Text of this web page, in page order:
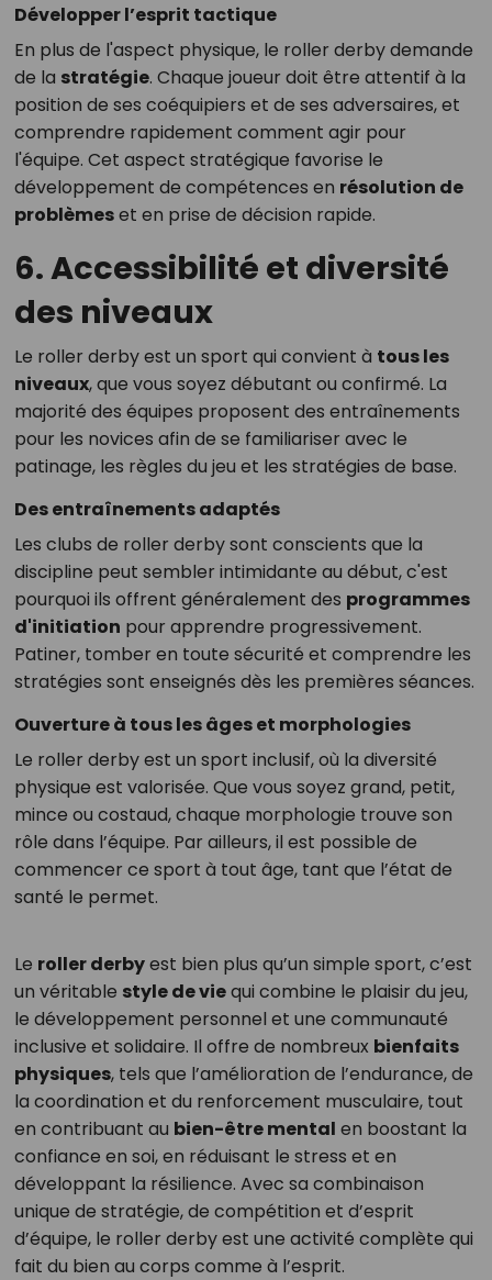
Développer l’esprit tactique
En plus de l'aspect physique, le roller derby demande
de la stratégie. Chaque joueur doit être attentif à la
position de ses coéquipiers et de ses adversaires, et
comprendre rapidement comment agir pour
l'équipe. Cet aspect stratégique favorise le
développement de compétences en résolution de
problèmeset en prise de décision rapide.
6. Accessibilité et diversité
des niveaux
Le roller derby est un sport qui convient à tous les
niveaux, que vous soyez débutant ou confirmé. La
majorité des équipes proposent des entraînements
pour les novices afin de se familiariser avec le
patinage, les règles du jeu et les stratégies de base.
Des entraînements adaptés
Les clubs de roller derby sont conscients que la
discipline peut sembler intimidante au début, c'est
pourquoi ils offrent généralement des programmes
d'initiation pour apprendre progressivement.
Patiner, tomber en toute sécurité et comprendre les
stratégies sont enseignés dès les premières séances.
Ouverture à tous les âges et morphologies
Le roller derby est un sport inclusif, où la diversité
physique est valorisée. Que vous soyez grand, petit,
mince ou costaud, chaque morphologie trouve son
rôle dans l’équipe. Par ailleurs, il est possible de
commencer ce sport à tout âge, tant que l’état de
santé le permet.
Le roller derbyest bien plus qu’un simple sport, c’est
un véritable style de viequi combine le plaisir du jeu,
le développement personnel et une communauté
inclusive et solidaire. Il offre de nombreux bienfaits
physiques, tels que l’amélioration de l’endurance, de
la coordination et du renforcement musculaire, tout
en contribuant au bien-être mental en boostant la
confiance en soi, en réduisant le stress et en
développant la résilience. Avec sa combinaison
unique de stratégie, de compétition et d’esprit
d’équipe, le roller derby est une activité complète qui
fait du bien au corps comme à l’esprit.